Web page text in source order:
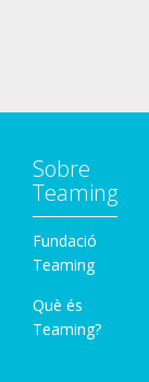
Sobre
Teaming
Fundació
Teaming
Què és
Teaming?